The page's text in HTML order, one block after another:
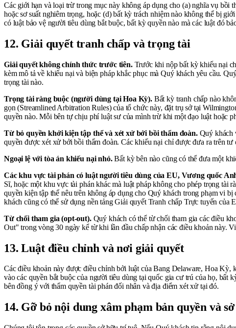
Các giới hạn và loại trừ trong mục này không áp dụng cho (a) nghĩa vụ bồi
hoặc sơ suất nghiêm trọng, hoặc (d) bất kỳ trách nhiệm nào không thể bị
có luật bảo vệ người tiêu dùng bắt buộc, bất kỳ quyền nào mà các luật đó
12. Giải quyết tranh chấp và trọng tài
Giải quyết không chính thức trước tiên.Trước khi nộp bất kỳ khiếu nại
kèm mô tả về khiếu nại và biện pháp khắc phục mà Quý khách yêu cầu.
trọng tài nào.
Trọng tài ràng buộc (người dùng tại Hoa Kỳ).Bất kỳ tranh chấp nào
gọn (Streamlined Arbitration Rules) của tổ chức này, đặt trụ sở tại
quyền nào. Mỗi bên tự chịu phí luật sư của mình trừ khi một đạo luật hoặc
Từ bỏ quyền khởi kiện tập thể và xét xử bởi bồi thẩm đoàn.Quý khách
quyền được xét xử bởi bồi thẩm đoàn. Các khiếu nại chỉ được đưa ra trên tư
Ngoại lệ với tòa án khiếu nại nhỏ.Bất kỳ bên nào cũng có thể đưa một
Các khu vực tài phán có luật người tiêu dùng của EU, Vương quốc
Sĩ, hoặc một khu vực tài phán khác mà luật pháp không cho phép trọng tài
quyền kiện tập thể nêu trên không áp dụng cho Quý khách trong phạm vi
khách cũng có thể sử dụng nền tảng Giải quyết Tranh chấp Trực tuyến của
Từ chối tham gia (opt-out).Quý khách có thể từ chối tham gia các điều
Out" trong vòng 30 ngày kể từ khi lần đầu chấp nhận các điều khoản này.
13. Luật điều chỉnh và nơi giải quyết
Các điều khoản này được điều chỉnh bởi luật của Bang Delaware, Hoa Kỳ,
vào các quyền bắt buộc của người tiêu dùng tại quốc gia cư trú của họ, bất
bên đồng ý với thẩm quyền tài phán đối nhân và địa điểm xét xử tại đó.
14. Gỡ bỏ nội dung xâm phạm bản quyền và